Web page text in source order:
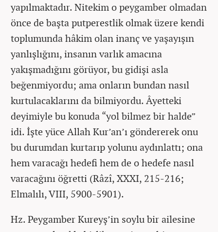
yapılmaktadır. Nitekim o peygamber olmadan
önce de başta putperestlik olmak üzere kendi
toplumunda hâkim olan inanç ve yaşayışın
yanlışlığını, insanın varlık amacına
yakışmadığını görüyor, bu gidişi asla
beğenmiyordu; ama onların bundan nasıl
kurtulacaklarını da bilmiyordu. Âyetteki
deyimiyle bu konuda “yol bilmez bir halde”
idi. İşte yüce Allah Kur’an’ı göndererek onu
bu durumdan kurtarıp yolunu aydınlattı; ona
hem varacağı hedefi hem de o hedefe nasıl
varacağını öğretti (Râzî, XXXI, 215-216;
Elmalılı, VIII, 5900-5901).
Hz. Peygamber Kureyş’in soylu bir ailesine